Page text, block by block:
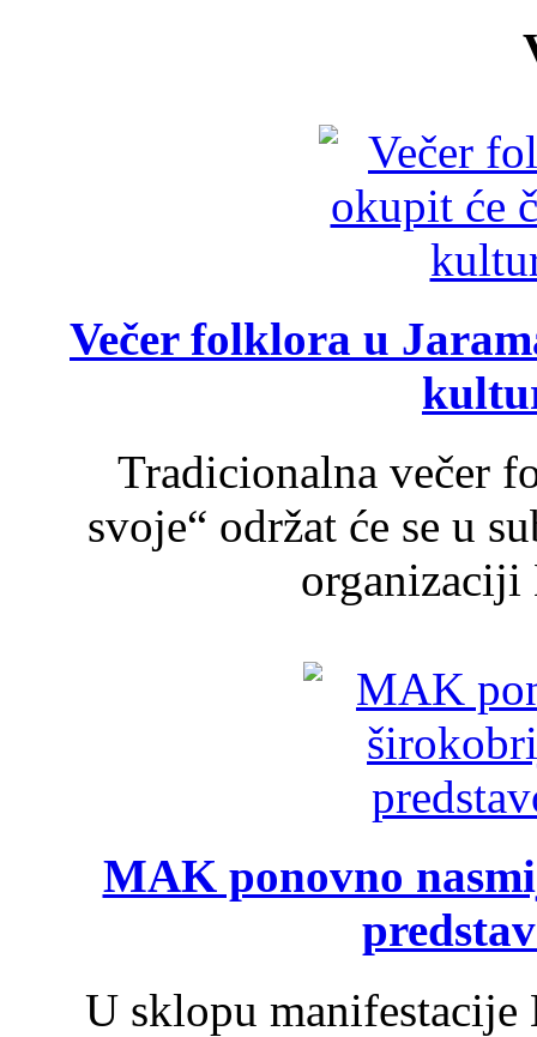
Večer folklora u
Tradicionalna večer
svoje“ održat će se u
organizaciji
MAK ponovno
U sklopu